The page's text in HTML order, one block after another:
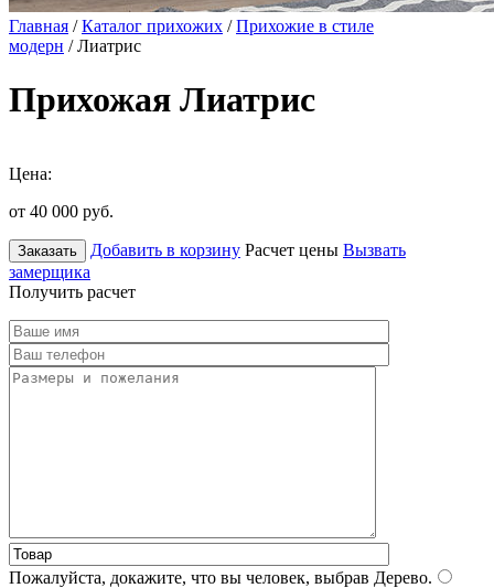
Главная /Каталог прихожих /Прихожие в стиле
модерн / Лиатрис
Прихожая Лиатрис
Цена:
от 40 000 руб.
Заказать Добавить в корзину Расчет цены Вызвать
замерщика
Получить расчет
Пожалуйста, докажите, что вы человек, выбрав Дерево.